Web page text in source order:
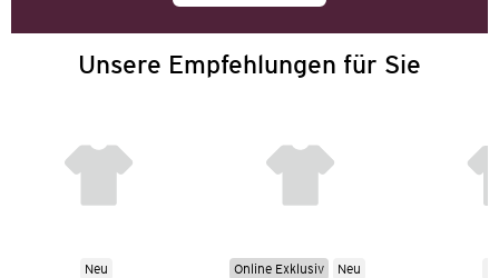
Unsere Empfehlungen für Sie
Neu
Online Exklusiv
Neu